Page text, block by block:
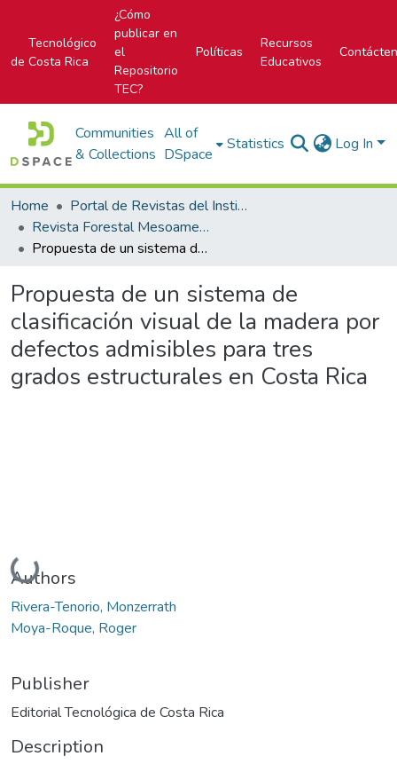
Tecnológico
de Costa Rica
¿Cómo
publicar en
el
Repositorio
TEC?
Políticas
Recursos
Educativos
Communities
& Collections
All of
DSpace
Statistics Log In
Home
Portal de Revistas del Instituto Tecnológico de Costa Rica
Revista Forestal Mesoamericana Kurú
Propuesta de un sistema de clasificación visual de la madera por defectos admisibles para tres grados estructurales en Costa Rica
Propuesta de un sistema de
clasificación visual de la madera por
defectos admisibles para tres
grados estructurales en Costa Rica
Loading...
Authors
Rivera-Tenorio, Monzerrath
Moya-Roque, Roger
Publisher
Editorial Tecnológica de Costa Rica
Description